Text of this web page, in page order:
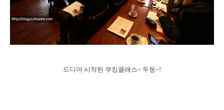
드디어 시작된 쿠킹클래스~ 두둥~!